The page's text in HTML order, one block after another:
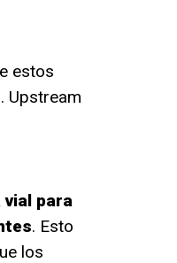
estos
Upstream
para
. Esto
los